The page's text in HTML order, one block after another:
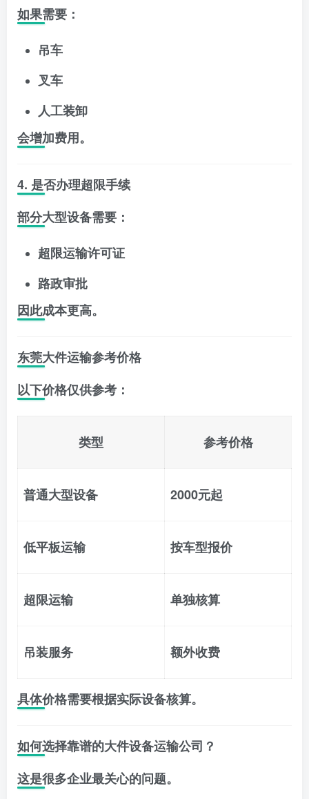
如果需要：
吊车
叉车
人工装卸
会增加费用。
4. 是否办理超限手续
部分大型设备需要：
超限运输许可证
路政审批
因此成本更高。
东莞大件运输参考价格
以下价格仅供参考：
类型 参考价格
普通大型设备 2000元起
低平板运输 按车型报价
超限运输 单独核算
吊装服务 额外收费
具体价格需要根据实际设备核算。
如何选择靠谱的大件设备运输公司？
这是很多企业最关心的问题。